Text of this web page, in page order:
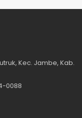
Kec. Jambe, Kab.
0088